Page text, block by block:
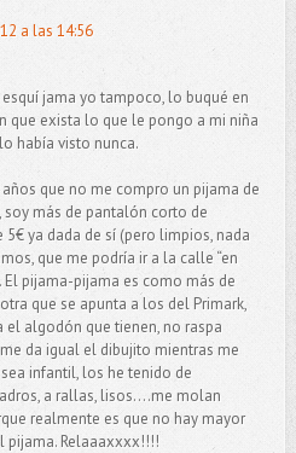
a las 14:56
jama yo tampoco, lo buqué en
que exista lo que le pongo a mi niña
había visto nunca.
que no me compro un pijama de
más de pantalón corto de
ya dada de sí (pero limpios, nada
que me podría ir a la calle “en
El pijama-pijama es como más de
que se apunta a los del Primark,
el algodón que tienen, no raspa
da igual el dibujito mientras me
infantil, los he tenido de
a rallas, lisos....me molan
realmente es que no hay mayor
pijama. Relaaaxxxx!!!!